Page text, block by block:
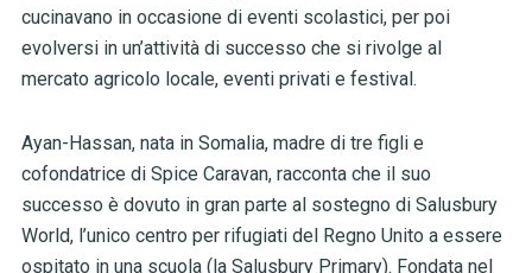
cucinavano in occasione di eventi scolastici, per poi
evolversi in un’attività di successo che si rivolge al
mercato agricolo locale, eventi privati e festival.
Ayan-Hassan, nata in Somalia, madre di tre figli e
cofondatrice di Spice Caravan, racconta che il suo
successo è dovuto in gran parte al sostegno di Salusbury
World, l’unico centro per rifugiati del Regno Unito a essere
ospitato in una scuola (la Salusbury Primary). Fondata nel